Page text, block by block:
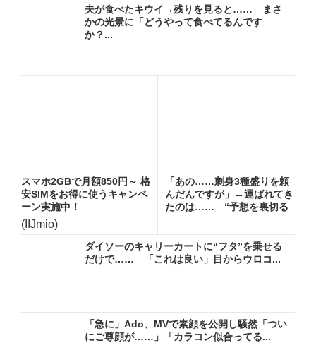
夫が食べたキウイ→残りを見ると…… まさ
かの光景に「どうやって食べてるんです
か？...
スマホ2GBで月額850円～ 格
安SIMをお得に使うキャンペ
ーン実施中！
(IIJmio)
「あの……刺身3種盛りを頼
んだんですが」→運ばれてき
たのは…… “予想を裏切る
ダイソーのキャリーカートに“フタ”を乗せる
だけで…… 「これは良い」目からウロコ...
「急に」Ado、MVで素顔を公開し騒然「つい
にご尊顔が……」「カラコン似合ってる...